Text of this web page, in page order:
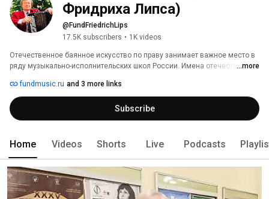
Фридриха Липса)
@FundFriedrichLips
17.5K subscribers • 1K videos
Отечественное баянное искусство по праву занимает важное место в
ряду музыкально-исполнительских школ России. Имена отечественных
мира. В нашу сложную, противоречивую эпоху их концертная,
педагогическая и научная деятельность определяет важные
культурные процессы и является фундаментом для развития
музыкального искусства в будущем.
...more
fundmusic.ru and 3 more links
Subscribe
Home Videos Shorts Live Podcasts